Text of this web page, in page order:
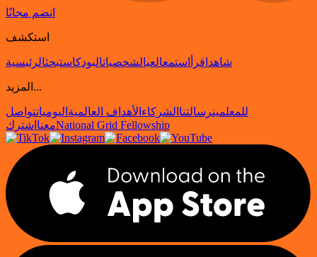
انضم مجانًا
استكشف
شاهد اقرأ استمعالعبالشخصياتالبودكاستبحثالرئيسية
المزيد...
للمعلمينرسالتنا الشركاء الأهداف العالمية اليومياتتواصل
معنا اشترك National Grid Fellowship